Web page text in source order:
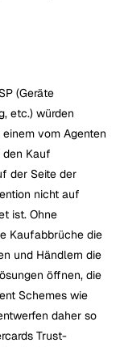
(Geräte
etc.) würden
vom Agenten
Kauf
der Seite der
nicht auf
ist. Ohne
Kaufabbrüche die
und Händlern die
öffnen, die
Schemes wie
daher so
Trust-